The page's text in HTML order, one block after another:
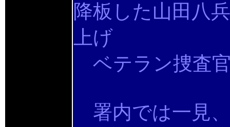
降板した山田八
上げ
ベテラン捜査
署内では一見